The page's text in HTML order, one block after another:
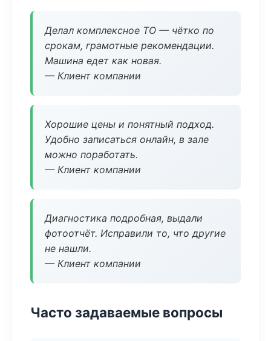
Делал комплексное ТО — чётко по
срокам, грамотные рекомендации.
Машина едет как новая.
— Клиент компании
Хорошие цены и понятный подход.
Удобно записаться онлайн, в зале
можно поработать.
— Клиент компании
Диагностика подробная, выдали
фотоотчёт. Исправили то, что другие
не нашли.
— Клиент компании
Часто задаваемые вопросы